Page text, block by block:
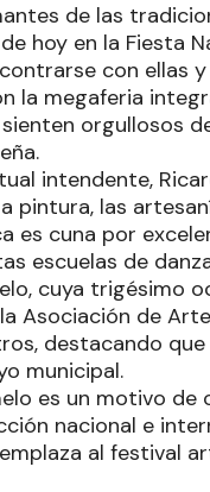
de las
hoy en la Fiesta
con ellas
la megaferia
orgullosos
intendente,
pintura, las
es cuna por
escuelas de
cuya trigésimo
Asociación de
destacando
municipal.
es un motivo
nacional e
al festival